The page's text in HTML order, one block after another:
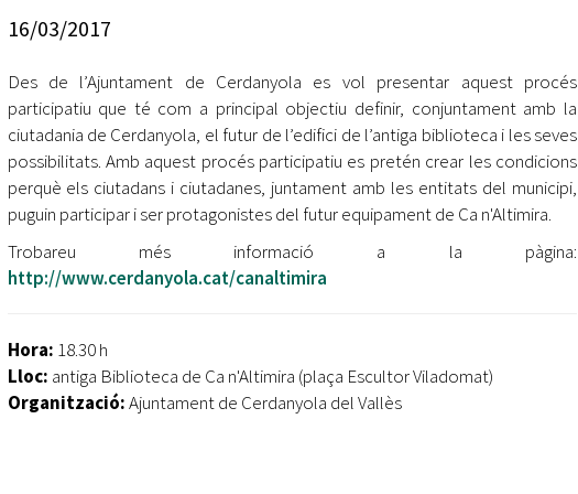
jove 2026
Cerdanyola opta a més de 5 milions d'euros del Pla de
Barris per transformar les Fontetes, Quatre Cantons i
l'entorn de l'avinguda Catalunya
El FIT presenta el cartell de la seva 16a edició i dona el
tret de sortida al festival
L’Ajuntament reparteix ulleres gratuïtes per veure
l'eclipsi solar
16/03/2017
Des de l’Ajuntament de Cerdanyola es vol presentar aquest procés
participatiu que té com a principal objectiu definir, conjuntament amb la
ciutadania de Cerdanyola, el futur de l’edifici de l’antiga biblioteca i les seves
possibilitats. Amb aquest procés participatiu es pretén crear les condicions
perquè els ciutadans i ciutadanes, juntament amb les entitats del municipi,
puguin participar i ser protagonistes del futur equipament de Ca n'Altimira.
Trobareu més informació a la pàgina:
http://www.cerdanyola.cat/canaltimira
Hora: 18.30 h
Lloc: antiga Biblioteca de Ca n'Altimira (plaça Escultor Viladomat)
Organització:Ajuntament de Cerdanyola del Vallès